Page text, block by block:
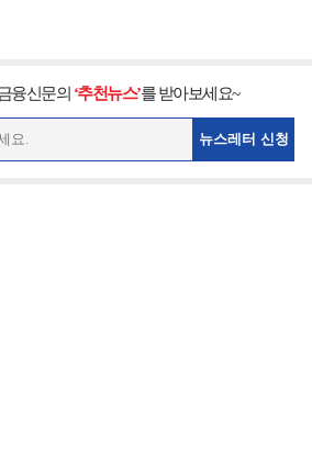
융신문의 ‘추천뉴스’를 받아보세요~
뉴스레터 신청